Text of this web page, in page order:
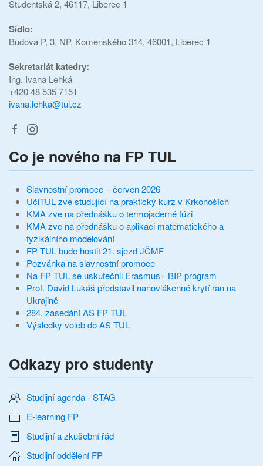
Studentská 2, 46117, Liberec 1
Sídlo:
Budova P, 3. NP, Komenského 314, 46001, Liberec 1
Sekretariát katedry:
Ing. Ivana Lehká
+420 48 535 7151
ivana.lehka@tul.cz
Co je nového na FP TUL
Slavnostní promoce – červen 2026
UčiTUL zve studující na praktický kurz v Krkonoších
KMA zve na přednášku o termojaderné fúzi
KMA zve na přednášku o aplikaci matematického a
fyzikálního modelování
FP TUL bude hostit 21. sjezd JČMF
Pozvánka na slavnostní promoce
Na FP TUL se uskutečnil Erasmus+ BIP program
Prof. David Lukáš představil nanovlákenné krytí ran na
Ukrajině
284. zasedání AS FP TUL
Výsledky voleb do AS TUL
Odkazy pro studenty
Studijní agenda - STAG
E-learning FP
Studijní a zkušební řád
Studijní oddělení FP